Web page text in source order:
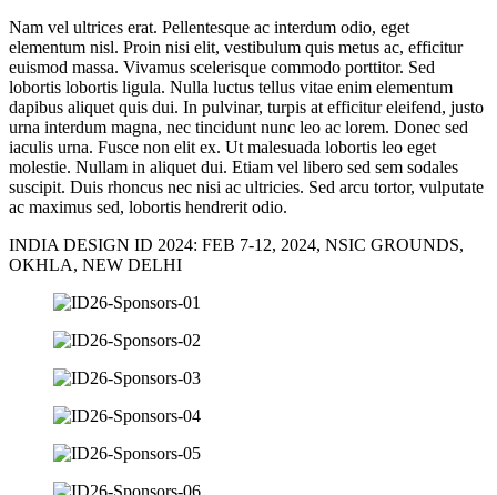
Nam vel ultrices erat. Pellentesque ac interdum odio, eget
elementum nisl. Proin nisi elit, vestibulum quis metus ac, efficitur
euismod massa. Vivamus scelerisque commodo porttitor. Sed
lobortis lobortis ligula. Nulla luctus tellus vitae enim elementum
dapibus aliquet quis dui. In pulvinar, turpis at efficitur eleifend, justo
urna interdum magna, nec tincidunt nunc leo ac lorem. Donec sed
iaculis urna. Fusce non elit ex. Ut malesuada lobortis leo eget
molestie. Nullam in aliquet dui. Etiam vel libero sed sem sodales
suscipit. Duis rhoncus nec nisi ac ultricies. Sed arcu tortor, vulputate
ac maximus sed, lobortis hendrerit odio.
INDIA DESIGN ID 2024: FEB 7-12, 2024, NSIC GROUNDS,
OKHLA, NEW DELHI